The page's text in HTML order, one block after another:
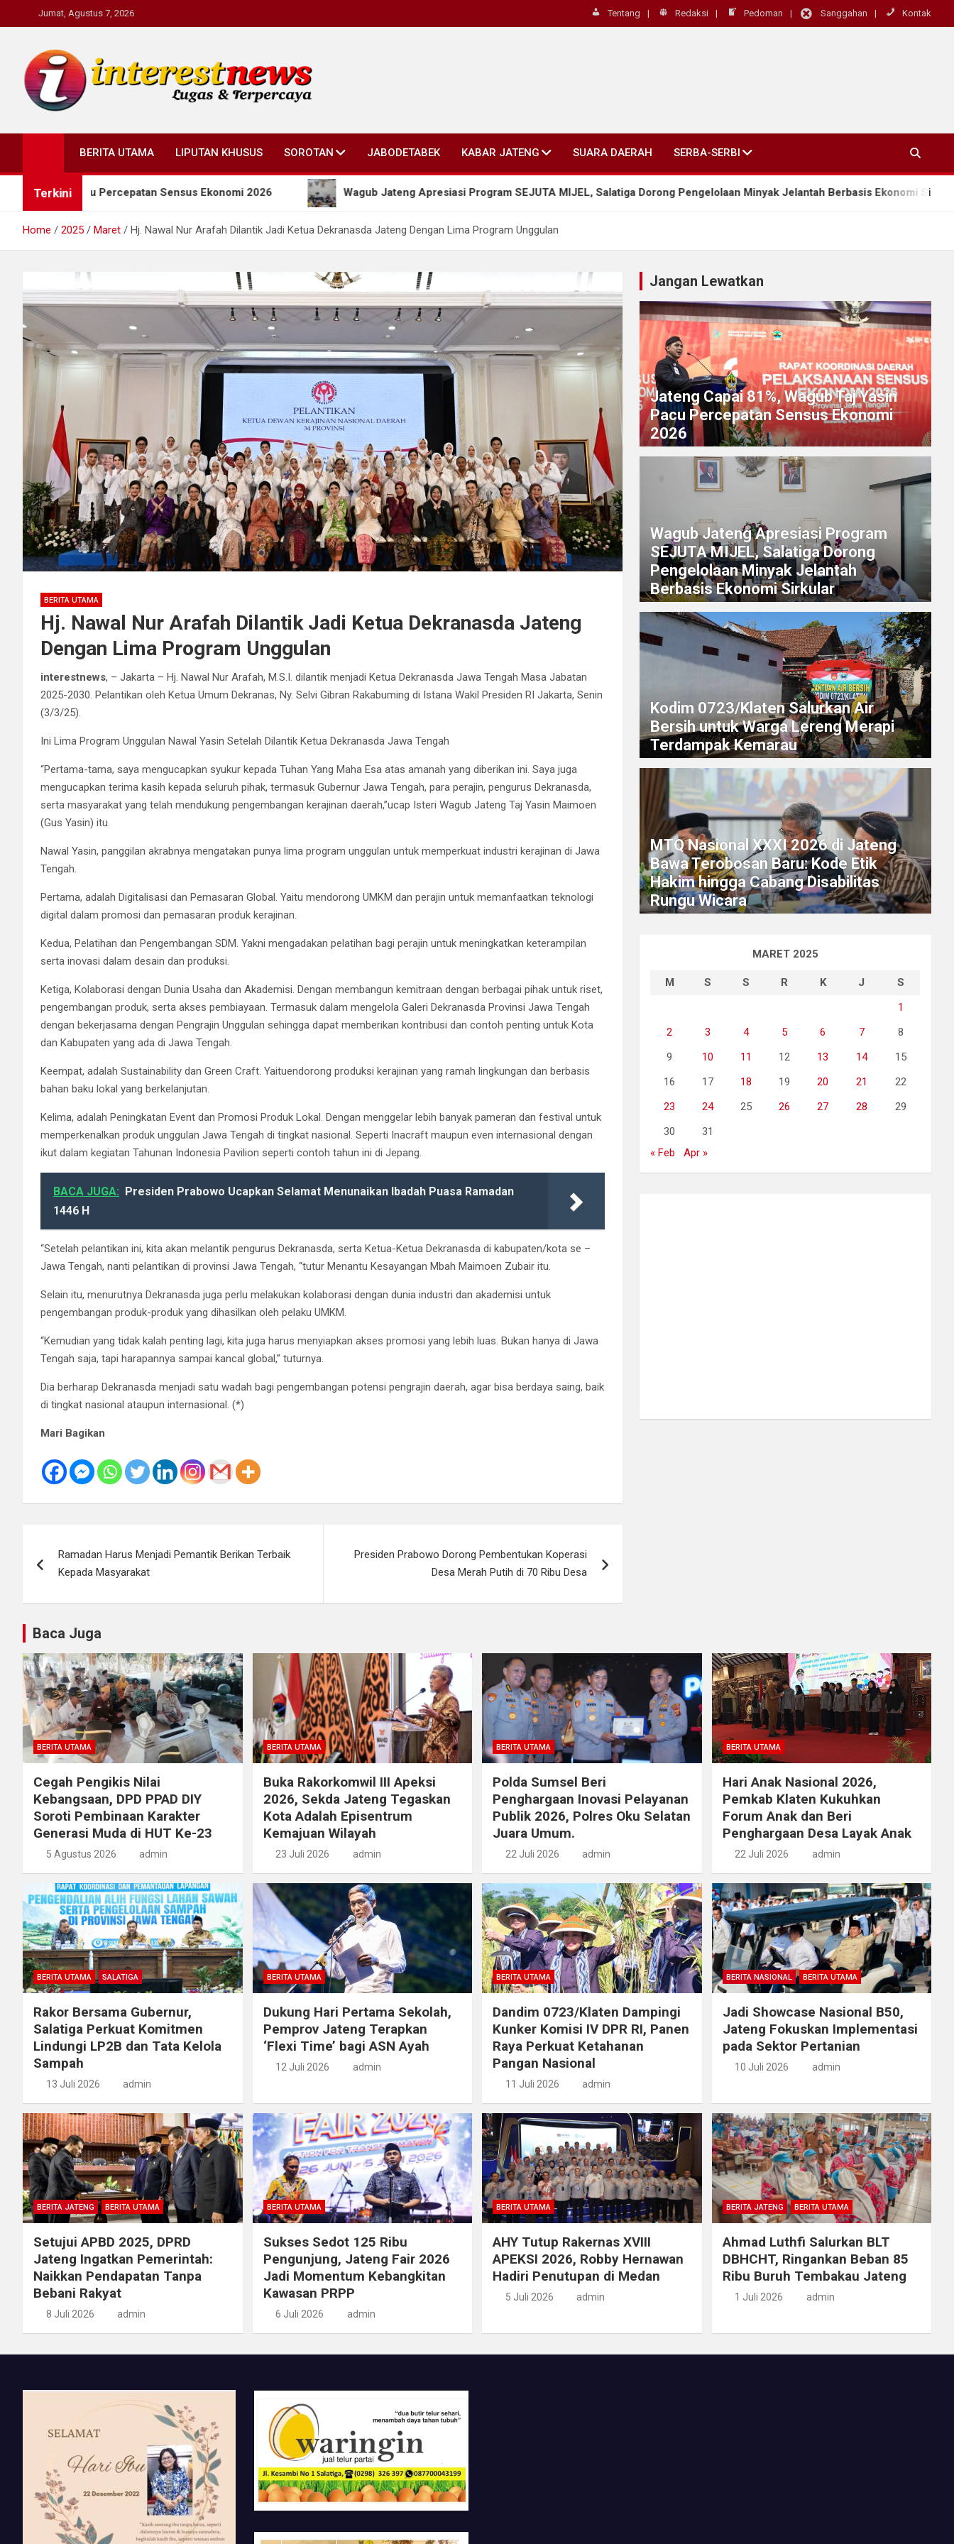
to
Jumat, Agustus 7, 2026 Tentang Redaksi Pedoman Sanggahan Kontak
Interestnews.or.id
BERITA UTAMA LIPUTAN KHUSUS SOROTAN JABODETABEK KABAR JATENG SUARA DAERAH SERBA-SERBI
Terkini
Percepatan Sensus Ekonomi 2026 Wagub Jateng Apresiasi Program SEJUTA MIJEL, Salatiga Dorong Pengelolaan Minyak Jelantah Berbasis Ekonomi Sirkular
Home 2025 Maret Hj. Nawal Nur Arafah Dilantik Jadi Ketua Dekranasda Jateng Dengan Lima Program Unggulan
BERITA UTAMA
Hj. Nawal Nur Arafah Dilantik Jadi Ketua Dekranasda Jateng
Dengan Lima Program Unggulan
interestnews, – Jakarta – Hj. Nawal Nur Arafah, M.S.I. dilantik menjadi Ketua Dekranasda Jawa Tengah Masa Jabatan
2025-2030. Pelantikan oleh Ketua Umum Dekranas, Ny. Selvi Gibran Rakabuming di Istana Wakil Presiden RI Jakarta, Senin
(3/3/25).
Ini Lima Program Unggulan Nawal Yasin Setelah Dilantik Ketua Dekranasda Jawa Tengah
“Pertama-tama, saya mengucapkan syukur kepada Tuhan Yang Maha Esa atas amanah yang diberikan ini. Saya juga
mengucapkan terima kasih kepada seluruh pihak, termasuk Gubernur Jawa Tengah, para perajin, pengurus Dekranasda,
serta masyarakat yang telah mendukung pengembangan kerajinan daerah,”ucap Isteri Wagub Jateng Taj Yasin Maimoen
(Gus Yasin) itu.
Nawal Yasin, panggilan akrabnya mengatakan punya lima program unggulan untuk memperkuat industri kerajinan di Jawa
Tengah.
Pertama, adalah Digitalisasi dan Pemasaran Global. Yaitu mendorong UMKM dan perajin untuk memanfaatkan teknologi
digital dalam promosi dan pemasaran produk kerajinan.
Kedua, Pelatihan dan Pengembangan SDM. Yakni mengadakan pelatihan bagi perajin untuk meningkatkan keterampilan
serta inovasi dalam desain dan produksi.
Ketiga, Kolaborasi dengan Dunia Usaha dan Akademisi. Dengan membangun kemitraan dengan berbagai pihak untuk riset,
pengembangan produk, serta akses pembiayaan. Termasuk dalam mengelola Galeri Dekranasda Provinsi Jawa Tengah
dengan bekerjasama dengan Pengrajin Unggulan sehingga dapat memberikan kontribusi dan contoh penting untuk Kota
dan Kabupaten yang ada di Jawa Tengah.
Keempat, adalah Sustainability dan Green Craft. Yaituendorong produksi kerajinan yang ramah lingkungan dan berbasis
bahan baku lokal yang berkelanjutan.
Kelima, adalah Peningkatan Event dan Promosi Produk Lokal. Dengan menggelar lebih banyak pameran dan festival untuk
memperkenalkan produk unggulan Jawa Tengah di tingkat nasional. Seperti Inacraft maupun even internasional dengan
ikut dalam kegiatan Tahunan Indonesia Pavilion seperti contoh tahun ini di Jepang.
BACA JUGA:
Presiden Prabowo Ucapkan Selamat Menunaikan Ibadah Puasa Ramadan
1446 H
“Setelah pelantikan ini, kita akan melantik pengurus Dekranasda, serta Ketua-Ketua Dekranasda di kabupaten/kota se –
Jawa Tengah, nanti pelantikan di provinsi Jawa Tengah, “tutur Menantu Kesayangan Mbah Maimoen Zubair itu.
Selain itu, menurutnya Dekranasda juga perlu melakukan kolaborasi dengan dunia industri dan akademisi untuk
pengembangan produk-produk yang dihasilkan oleh pelaku UMKM.
“Kemudian yang tidak kalah penting lagi, kita juga harus menyiapkan akses promosi yang lebih luas. Bukan hanya di Jawa
Tengah saja, tapi harapannya sampai kancal global,” tuturnya.
Dia berharap Dekranasda menjadi satu wadah bagi pengembangan potensi pengrajin daerah, agar bisa berdaya saing, baik
di tingkat nasional ataupun internasional. (*)
Mari Bagikan
posRamadan Harus Menjadi Pemantik Berikan Terbaik
Kepada Masyarakat
Presiden Prabowo Dorong Pembentukan Koperasi
Desa Merah Putih di 70 Ribu Desa
Jangan Lewatkan
Jateng Capai 81%, Wagub Taj Yasin
Pacu Percepatan Sensus Ekonomi
2026
Wagub Jateng Apresiasi Program
SEJUTA MIJEL, Salatiga Dorong
Pengelolaan Minyak Jelantah
Berbasis Ekonomi Sirkular
Kodim 0723/Klaten Salurkan Air
Bersih untuk Warga Lereng Merapi
Terdampak Kemarau
MTQ Nasional XXXI 2026 di Jateng
Bawa Terobosan Baru: Kode Etik
Hakim hingga Cabang Disabilitas
Rungu Wicara
MARET 2025
M S S R K J
S
1
2
3 4 5 6 7
8
9
10 11 12 13 14
15
16
17 18 19 20 21
22
23
24 25 26 27 28
29
30
31
« Feb
Apr »
Baca Juga
BERITA UTAMA
Cegah Pengikis Nilai
Kebangsaan, DPD PPAD DIY
Soroti Pembinaan Karakter
Generasi Muda di HUT Ke-23
5 Agustus 2026 admin
BERITA UTAMA
Buka Rakorkomwil III Apeksi
2026, Sekda Jateng Tegaskan
Kota Adalah Episentrum
Kemajuan Wilayah
23 Juli 2026 admin
BERITA UTAMA
Polda Sumsel Beri
Penghargaan Inovasi Pelayanan
Publik 2026, Polres Oku Selatan
Juara Umum.
22 Juli 2026 admin
BERITA UTAMA
Hari Anak Nasional 2026,
Pemkab Klaten Kukuhkan
Forum Anak dan Beri
Penghargaan Desa Layak Anak
22 Juli 2026 admin
BERITA UTAMA SALATIGA
Rakor Bersama Gubernur,
Salatiga Perkuat Komitmen
Lindungi LP2B dan Tata Kelola
Sampah
13 Juli 2026 admin
BERITA UTAMA
Dukung Hari Pertama Sekolah,
Pemprov Jateng Terapkan
‘Flexi Time’ bagi ASN Ayah
12 Juli 2026 admin
BERITA UTAMA
Dandim 0723/Klaten Dampingi
Kunker Komisi IV DPR RI, Panen
Raya Perkuat Ketahanan
Pangan Nasional
11 Juli 2026 admin
BERITA NASIONAL BERITA UTAMA
Jadi Showcase Nasional B50,
Jateng Fokuskan Implementasi
pada Sektor Pertanian
10 Juli 2026 admin
BERITA JATENG BERITA UTAMA
Setujui APBD 2025, DPRD
Jateng Ingatkan Pemerintah:
Naikkan Pendapatan Tanpa
Bebani Rakyat
8 Juli 2026 admin
BERITA UTAMA
Sukses Sedot 125 Ribu
Pengunjung, Jateng Fair 2026
Jadi Momentum Kebangkitan
Kawasan PRPP
6 Juli 2026 admin
BERITA UTAMA
AHY Tutup Rakernas XVIII
APEKSI 2026, Robby Hernawan
Hadiri Penutupan di Medan
5 Juli 2026 admin
BERITA JATENG BERITA UTAMA
Ahmad Luthfi Salurkan BLT
DBHCHT, Ringankan Beban 85
Ribu Buruh Tembakau Jateng
1 Juli 2026 admin